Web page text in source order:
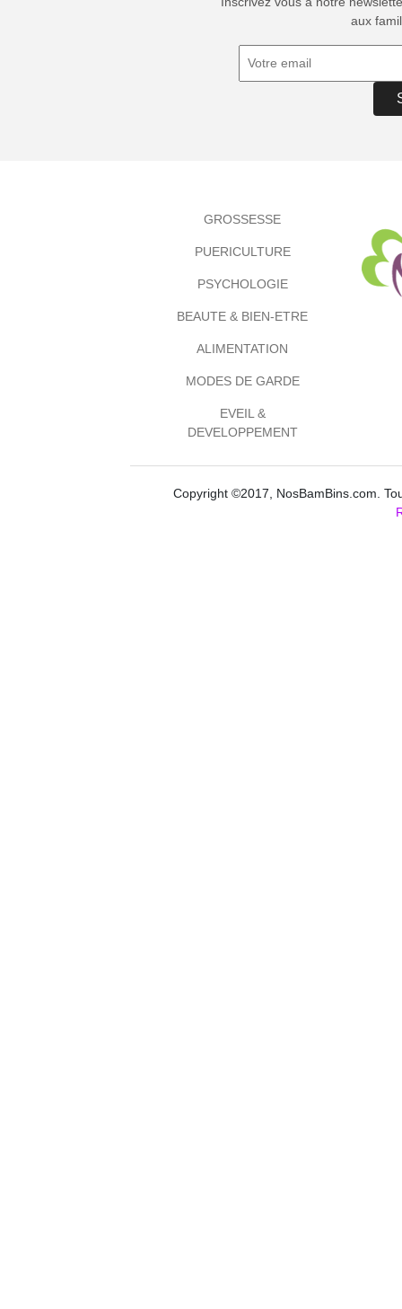
aux
GROSSESSE
PUERICULTURE
PSYCHOLOGIE
BEAUTE & BIEN-ETRE
ALIMENTATION
MODES DE GARDE
EVEIL &
DEVELOPPEMENT
Copyright ©2017, NosBamBins.com.